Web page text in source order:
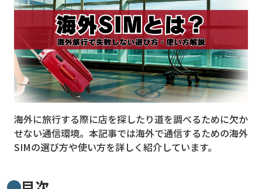
MNO
MVNO
スマート漁業
PR
5G
クラウド
M2M
海外に旅行する際に店を探したり道を調べるために欠か
せない通信環境。本記事では海外で通信するための海外
SIMの選び方や使い方を詳しく紹介しています。